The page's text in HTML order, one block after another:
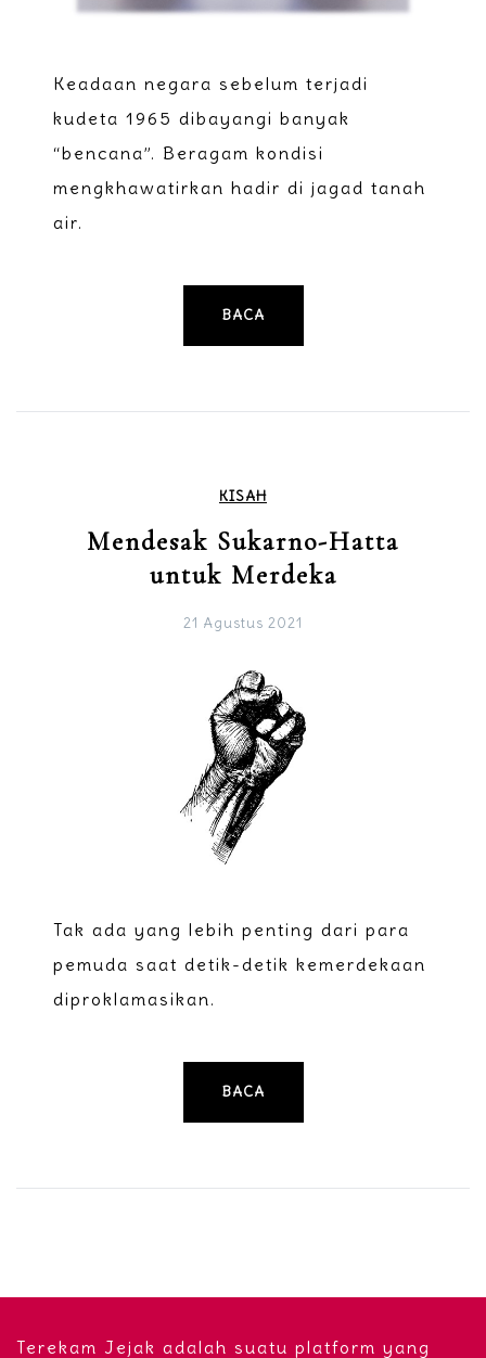
Keadaan negara sebelum terjadi
kudeta 1965 dibayangi banyak
“bencana”. Beragam kondisi
mengkhawatirkan hadir di jagad tanah
air.
BACA
KISAH
Mendesak Sukarno-Hatta
untuk Merdeka
21 Agustus 2021
Tak ada yang lebih penting dari para
pemuda saat detik-detik kemerdekaan
diproklamasikan.
BACA
Terekam Jejak adalah suatu platform yang